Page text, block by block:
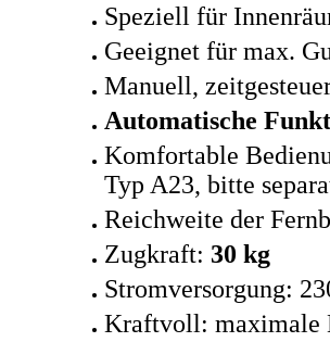
Speziell für
Geeignet für max.
Manuell,
Automatische
Komfortable
Typ A23, bitte
Reichweite der
Zugkraft: 30 kg
Stromversorgung:
Kraftvoll: maximale